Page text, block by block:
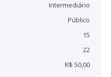
Intermediário
Público
15
22
R$ 50,00